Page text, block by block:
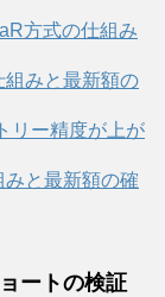
方式の仕組み
組みと最新額の
リー精度が上が
と最新額の確
ートの検証